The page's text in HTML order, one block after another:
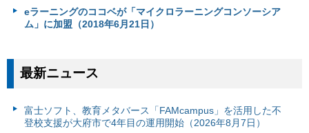
eラーニングのココベが「マイクロラーニングコンソーシア
ム」に加盟（2018年6月21日）
最新ニュース
富⼠ソフト、教育メタバース「FAMcampus」を活用した不
登校支援が大府市で4年目の運用開始（2026年8月7日）